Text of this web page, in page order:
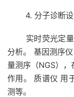
4. 分子诊断设
实时荧光定量
分析。 基因测序
量测序（NGS）
作用。 质谱仪 用
测等。